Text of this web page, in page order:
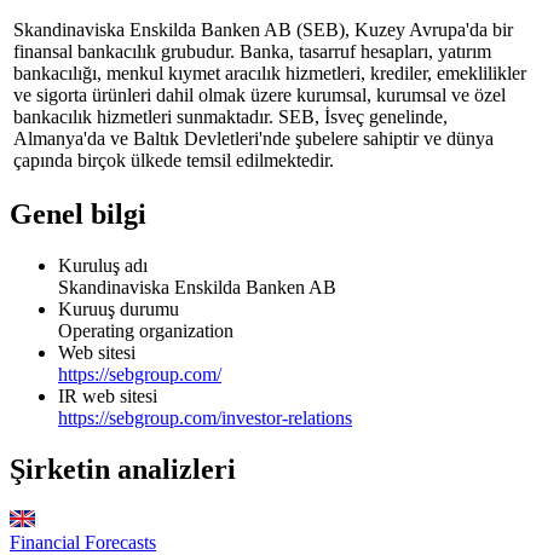
Skandinaviska Enskilda Banken AB (SEB), Kuzey Avrupa'da bir
finansal bankacılık grubudur. Banka, tasarruf hesapları, yatırım
bankacılığı, menkul kıymet aracılık hizmetleri, krediler, emeklilikler
ve sigorta ürünleri dahil olmak üzere kurumsal, kurumsal ve özel
bankacılık hizmetleri sunmaktadır. SEB, İsveç genelinde,
Almanya'da ve Baltık Devletleri'nde şubelere sahiptir ve dünya
çapında birçok ülkede temsil edilmektedir.
Genel bilgi
Kuruluş adı
Skandinaviska Enskilda Banken AB
Kuruuş durumu
Operating organization
Web sitesi
https://sebgroup.com/
IR web sitesi
https://sebgroup.com/investor-relations
Şirketin analizleri
Financial Forecasts